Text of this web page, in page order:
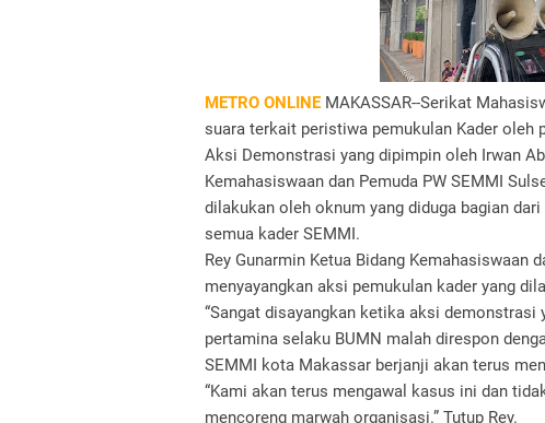
METRO ONLINEMAKASSAR--Serikat
suara terkait peristiwa pemukulan Kader oleh
Aksi Demonstrasi yang dipimpin oleh Irwan
Kemahasiswaan dan Pemuda PW SEMMI
dilakukan oleh oknum yang diduga bagian
semua kader SEMMI.
Rey Gunarmin Ketua Bidang Kemahasiswaan
menyayangkan aksi pemukulan kader yang
“Sangat disayangkan ketika aksi
pertamina selaku BUMN malah direspon
SEMMI kota Makassar berjanji akan terus
“Kami akan terus mengawal kasus ini dan
mencoreng marwah organisasi.” Tutup Rey.